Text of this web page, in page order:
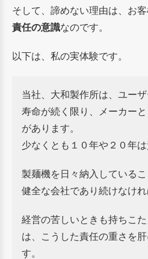
そして、諦めない理由は、お
責任の意識なのです。
以下は、私の実体験です。
当社、大和製作所は、ユー
寿命が続く限り、メーカー
があります。
少なくとも１０年や２０年は
製麺機を日々納入している
健全な会社であり続けなけれ
経営の苦しいときも持ちこ
は、こうした責任の重さを
す。